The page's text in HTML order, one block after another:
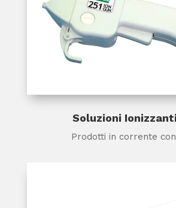
Soluzioni
Prodotti in corrente